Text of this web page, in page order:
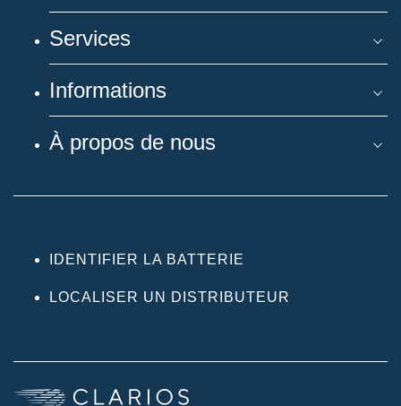
Services
Informations
À propos de nous
IDENTIFIER LA BATTERIE
LOCALISER UN DISTRIBUTEUR